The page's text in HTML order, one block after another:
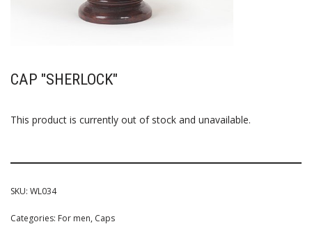
CAP "SHERLOCK"
This product is currently out of stock and unavailable.
SKU: WL034
Categories: For men, Caps